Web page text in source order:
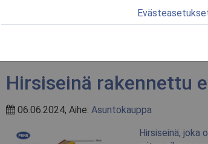
Maanvastainen
tiedät, miten
Hirsiseinä rakennettu
06.06.2024, Aihe: Asuntokauppa
Hirsiseinä, joka